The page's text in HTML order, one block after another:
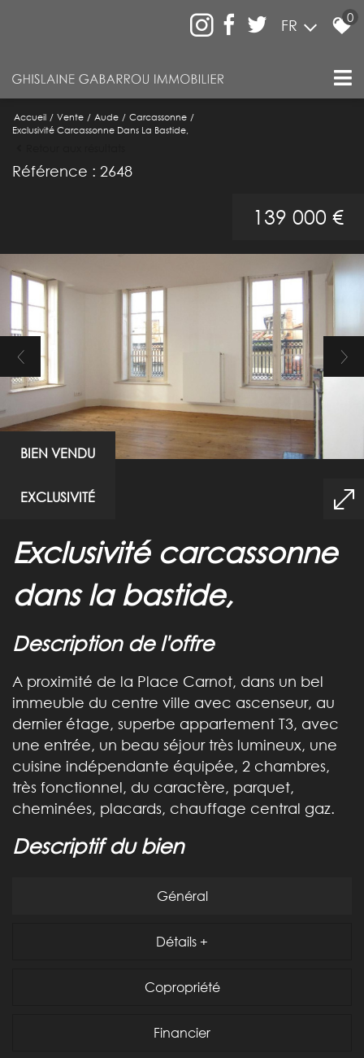
FR 0
Accueil Vente Aude
Carcassonne
Exclusivité Carcassonne Dans La Bastide,
Référence : 2648
BIEN VENDU
EXCLUSIVITÉ
139 000 €
exclusivité carcassonne
dans la bastide,
description de l'offre
A proximité de la Place Carnot, dans un bel
immeuble du centre ville avec ascenseur, au
dernier étage, superbe appartement T3, avec
une entrée, un beau séjour très lumineux, une
cuisine indépendante équipée, 2 chambres,
très fonctionnel, du caractère, parquet,
cheminées, placards, chauffage central gaz.
descriptif du bien
Général
Détails +
Copropriété
Financier